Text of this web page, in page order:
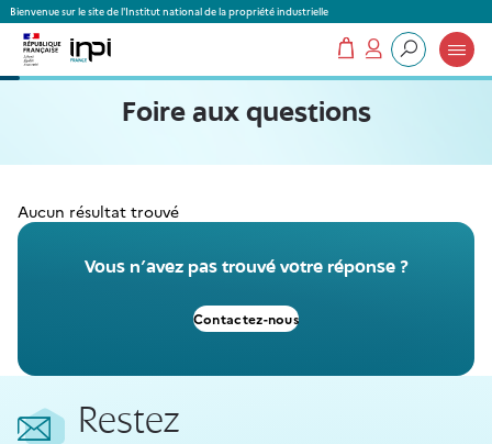
Bienvenue sur le site de l'Institut national de la propriété industrielle
Que recherchez-vous ?
Mon compte
Mon panier
Foire aux questions
Aucun résultat trouvé
Vous n'avez pas trouvé votre réponse ?
Contactez-nous
Restez
Panneau de gestion des cookies